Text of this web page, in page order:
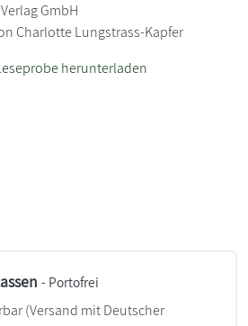
GmbH
Charlotte Lungstrass-Kapfer
herunterladen
- Portofrei
(Versand mit Deutscher